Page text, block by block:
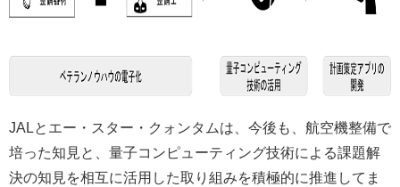
JALとエー・スター・クォンタムは、今後も、航空機整備で
培った知見と、量子コンピューティング技術による課題解
決の知見を相互に活用した取り組みを積極的に推進してま